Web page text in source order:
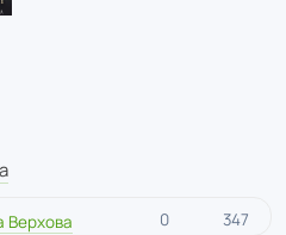
Верхова 0 347